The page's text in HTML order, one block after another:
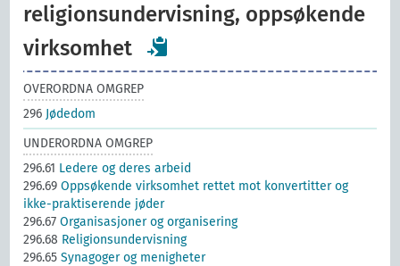
religionsundervisning, oppsøkende
virksomhet
OVERORDNA OMGREP
296 Jødedom
UNDERORDNA OMGREP
296.61 Ledere og deres arbeid
296.69Oppsøkende virksomhet rettet mot konvertitter og
ikke-praktiserende jøder
296.67Organisasjoner og organisering
296.68 Religionsundervisning
296.65Synagoger og menigheter